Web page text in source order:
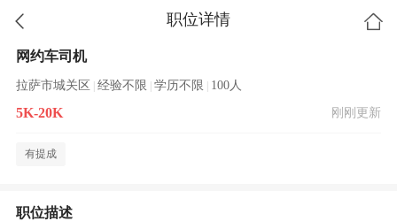
职位详情
网约车司机
拉萨市城关区 经验不限 学历不限 100人
5K-20K 刚刚更新
有提成
职位描述